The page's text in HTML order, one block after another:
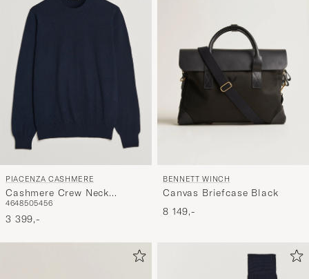
PIACENZA CASHMERE
Cashmere Crew Neck
Sweater Navy
4648505456
3 399,-
BENNETT WINCH
Canvas Briefcase Black
8 149,-